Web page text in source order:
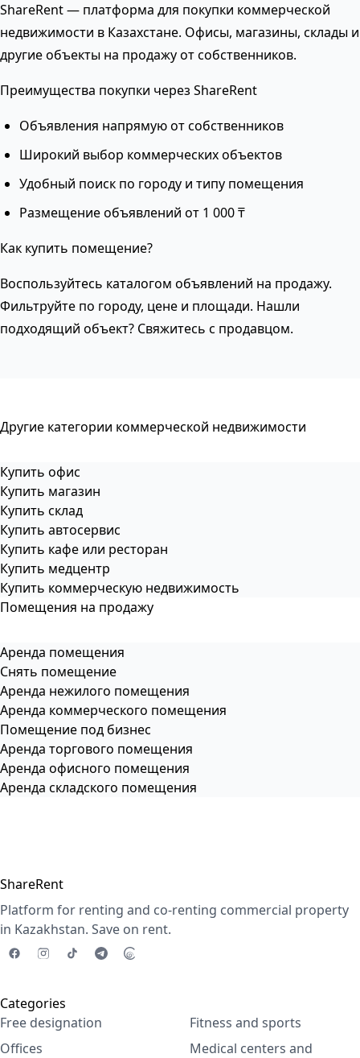
ShareRent — платформа для покупки коммерческой
недвижимости в Казахстане. Офисы, магазины, склады и
другие объекты на продажу от собственников.
Преимущества покупки через ShareRent
Объявления напрямую от собственников
Широкий выбор коммерческих объектов
Удобный поиск по городу и типу помещения
Размещение объявлений от 1 000 ₸
Как купить помещение?
Воспользуйтесь каталогом объявлений на продажу.
Фильтруйте по городу, цене и площади. Нашли
подходящий объект? Свяжитесь с продавцом.
Другие категории коммерческой недвижимости
Купить офис
Купить магазин
Купить склад
Купить автосервис
Купить кафе или ресторан
Купить медцентр
Купить коммерческую недвижимость
Помещения на продажу
Аренда помещения
Снять помещение
Аренда нежилого помещения
Аренда коммерческого помещения
Помещение под бизнес
Аренда торгового помещения
Аренда офисного помещения
Аренда складского помещения
ShareRent
Platform for renting and co-renting commercial property
in Kazakhstan. Save on rent.
Categories
Free designation
Offices
Fitness and sports
Medical centers and